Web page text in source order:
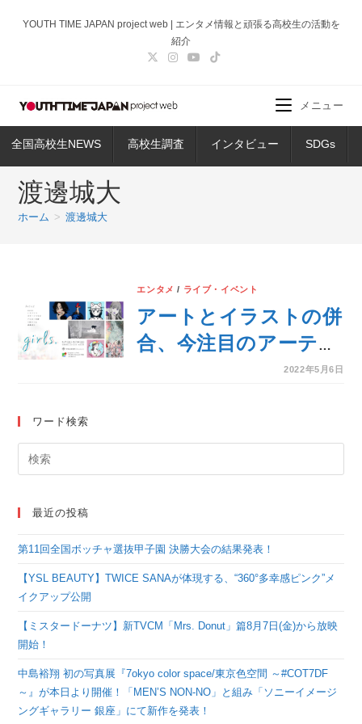
ス
ッ
YOUTH TIME JAPAN project web | エンタメ情報と頑張る高校生の活動を
紹介
全国高校生NEWS 高校生調査 インタビュー SDGs
メニュー
渡邊城大
ホーム > 渡邊城大
エンタメ / ライブ・イベント
アートとイラストの併
合、今注目のアーティ
スト6名によるグルー
2022年5月6日
ワード検索
最近の投稿
第11回全国ボッチャ選抜甲子園 決勝大会の結果発表！
【YSL BEAUTY】TWICE SANAが体現する、“360°多幸感ピンク”メ
イクアップ公開
【ミスタードーナツ】新TVCM「Mrs. Donut」篇8月7日(金)から放映
開始！
中島裕翔 初の写真展『7okyo color space/東京色空間 ～#COT7DF
～』が本日より開催！「MEN’S NON-NO」と組み「ソニーイメージ
ングギャラリー 銀座」にて新作を発表！